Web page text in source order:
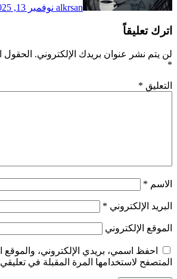
alkrsan نوفمبر 13, 2025
اترك تعليقاً
لن يتم نشر عنوان بريدك الإلكتروني. الحقول
*
التعليق *
الاسم *
البريد الإلكتروني *
الموقع الإلكتروني
احفظ اسمي، بريدي الإلكتروني، والموقع
المتصفح لاستخدامها المرة المقبلة في